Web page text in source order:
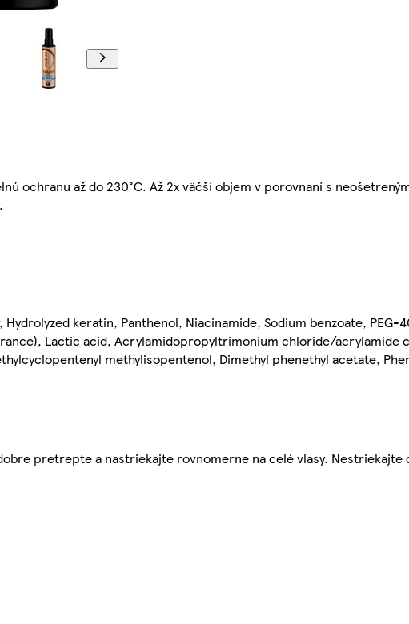
ochranu až do 230°C. Až 2x väčší objem v porovnaní s
Hydrolyzed keratin, Panthenol, Niacinamide, Sodium benzoate,
Lactic acid, Acrylamidopropyltrimonium chloride/acrylamide
methylisopentenol, Dimethyl phenethyl acetate,
pretrepte a nastriekajte rovnomerne na celé vlasy. Nestriekajte